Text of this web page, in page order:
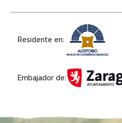
Residente en:
Embajador de: